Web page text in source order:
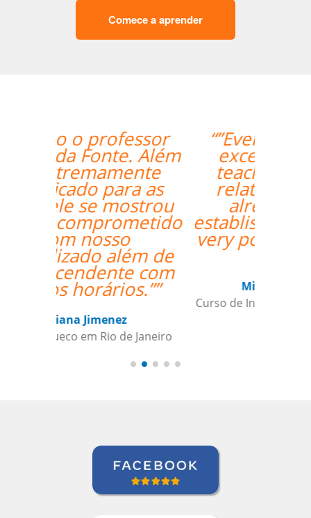
Comece a aprender
“”Everything went
excellently! The
teacher/student
relationship has
already been
established, and it's a
very positive one for
me.””
Miguel Moneró
Curso de Inglês em Rio de Janeiro